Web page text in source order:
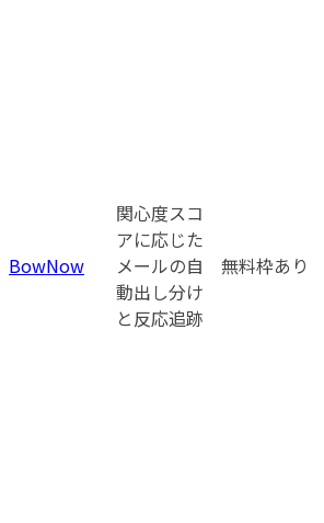
BowNow
関心度スコ
アに応じた
メールの自
動出し分け
と反応追跡
無料枠あり